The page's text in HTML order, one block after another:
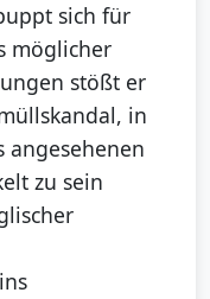
sich für
möglicher
stößt er
in
angesehenen
zu sein